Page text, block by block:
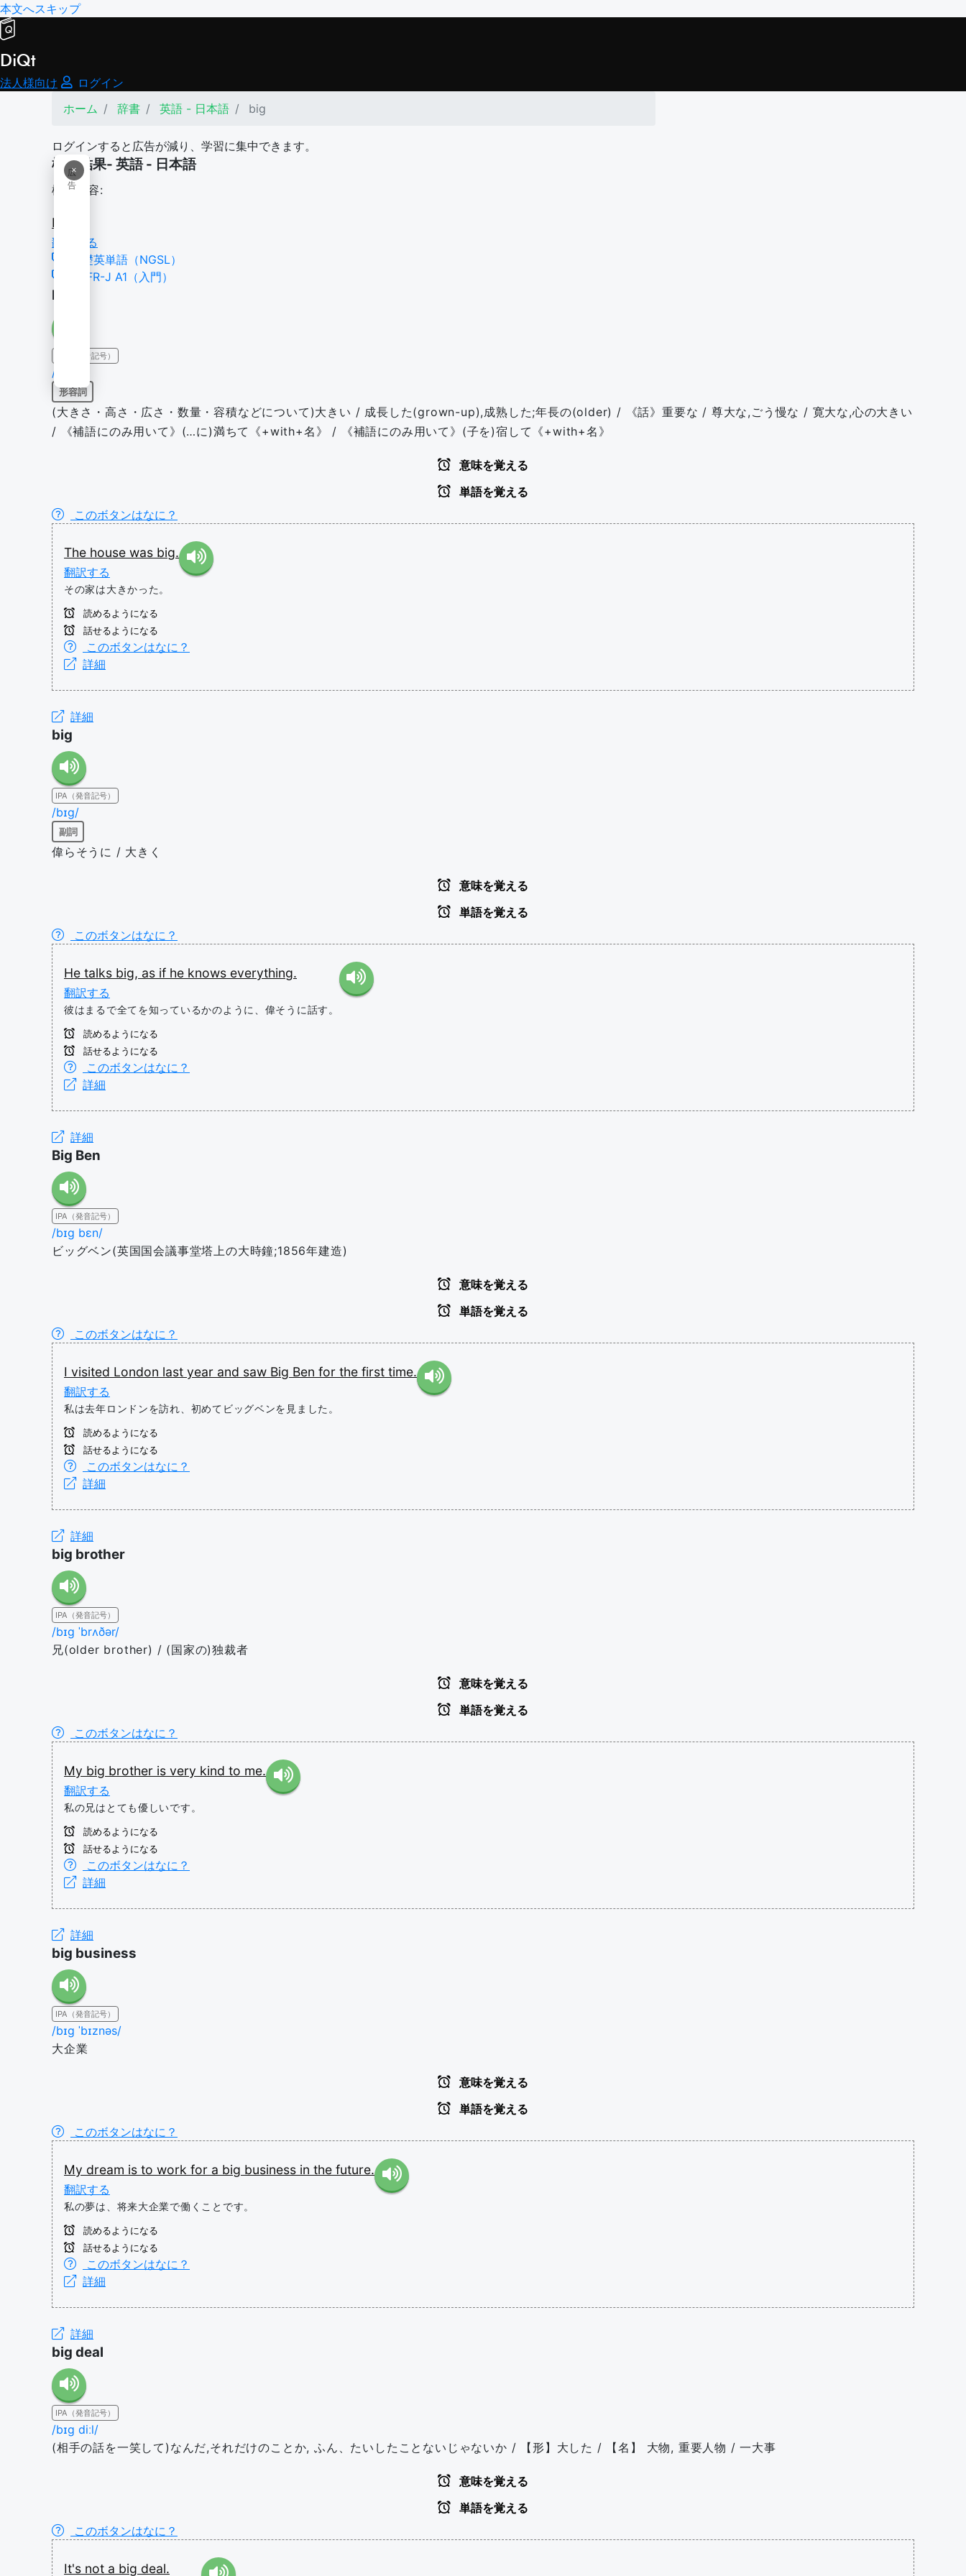
本文へスキップ
DiQt
法人様向け
ログイン
ホーム
辞書 英語 - 日本語 big
ログインすると広告が減り、学習に集中できます。
×
広
告
検索結果- 英語 - 日本語
検索内容:
big
翻訳する
基礎英単語（NGSL）
CEFR-J A1（入門）
big
IPA（発音記号）
/bɪɡ/
形容詞
(大きさ・高さ・広さ・数量・容積などについて)大きい / 成長した(grown-up),成熟した;年長の(older) / 《話》重要な / 尊大な,ごう慢な / 寛大な,心の大きい
/ 《補語にのみ用いて》(…に)満ちて《+with+名》 / 《補語にのみ用いて》(子を)宿して《+with+名》
意味を覚える
単語を覚える
このボタンはなに？
The house was big.
翻訳する
その家は大きかった。
読めるようになる
話せるようになる
このボタンはなに？
詳細
詳細
big
IPA（発音記号）
/bɪɡ/
副詞
偉らそうに / 大きく
意味を覚える
単語を覚える
このボタンはなに？
He talks big, as if he knows everything.
翻訳する
彼はまるで全てを知っているかのように、偉そうに話す。
読めるようになる
話せるようになる
このボタンはなに？
詳細
詳細
Big Ben
IPA（発音記号）
/bɪɡ bɛn/
ビッグベン(英国国会議事堂塔上の大時鐘;1856年建造)
意味を覚える
単語を覚える
このボタンはなに？
I visited London last year and saw Big Ben for the first time.
翻訳する
私は去年ロンドンを訪れ、初めてビッグベンを見ました。
読めるようになる
話せるようになる
このボタンはなに？
詳細
詳細
big brother
IPA（発音記号）
/bɪɡ ˈbrʌðər/
兄(older brother) / (国家の)独裁者
意味を覚える
単語を覚える
このボタンはなに？
My big brother is very kind to me.
翻訳する
私の兄はとても優しいです。
読めるようになる
話せるようになる
このボタンはなに？
詳細
詳細
big business
IPA（発音記号）
/bɪɡ ˈbɪznəs/
大企業
意味を覚える
単語を覚える
このボタンはなに？
My dream is to work for a big business in the future.
翻訳する
私の夢は、将来大企業で働くことです。
読めるようになる
話せるようになる
このボタンはなに？
詳細
詳細
big deal
IPA（発音記号）
/bɪɡ diːl/
(相手の話を一笑して)なんだ,それだけのことか, ふん、たいしたことないじゃないか / 【形】大した / 【名】 大物, 重要人物 / 一大事
意味を覚える
単語を覚える
このボタンはなに？
It's not a big deal.